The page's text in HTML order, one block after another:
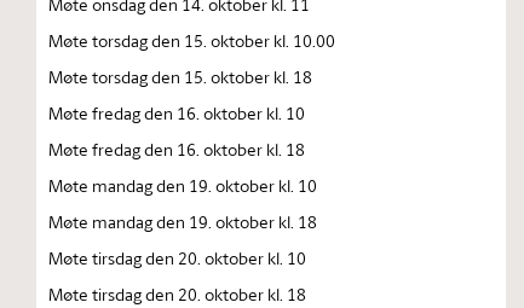
Møte torsdag den 15. oktober kl. 10.00
Møte torsdag den 15. oktober kl. 18
Møte fredag den 16. oktober kl. 10
Møte fredag den 16. oktober kl. 18
Møte mandag den 19. oktober kl. 10
Møte mandag den 19. oktober kl. 18
Møte tirsdag den 20. oktober kl. 10
Møte tirsdag den 20. oktober kl. 18